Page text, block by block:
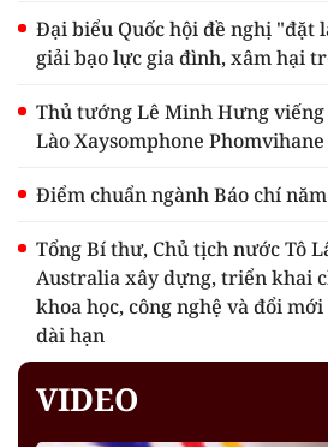
Đại biểu Quốc hội đề nghị "đặt
giải bạo lực gia đình, xâm hại
Thủ tướng Lê Minh Hưng viếng
Lào Xaysomphone Phomvihane
Điểm chuẩn ngành Báo chí
Tổng Bí thư, Chủ tịch nước Tô
Australia xây dựng, triển khai
khoa học, công nghệ và đổi
dài hạn
VIDEO